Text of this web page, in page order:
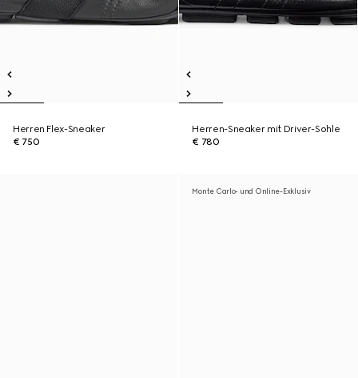
Herren Flex-Sneaker
€ 750
Herren-Sneaker mit Driver-Sohle
€ 780
Monte Carlo- und Online-Exklusiv